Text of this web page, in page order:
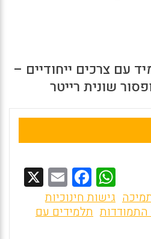
עם צרכים ייחודיים –
שונית רייטר
W
h
at
F
a
ce
E
m
ai
גישות חינוכיות
התמודדות תלמידים עם